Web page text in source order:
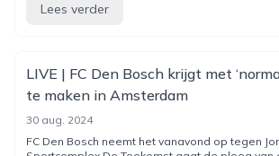
Lees verder
LIVE | FC Den Bosch krijgt met
te maken in Amsterdam
30 aug. 2024
FC Den Bosch neemt het vanavond op tegen